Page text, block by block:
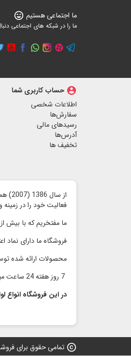
ما اجتماعی هستیم sentiment_very_satisfied
ما را در شبکه های اجتماعی
account_circle حساب کاربری شما
اطلاعات شخصی
سفارش‌ها
رسیدهای مالی
آدرس‌ها
تخفیف ها
از سال 1386 (2007) همزمان با عرضه اولین گوشی هوشمند آیفون توسط شرکت اپل ،
فعالیت خود را در
ما مفتخریم که با بیش از 19 سال سابقه کاری توانسته ایم محصولات با کیفیت را با قیمت مناسب و رقابتی بدون واسطه به مشتریان گرامی ارائه کنیم
فروشگاه ما دارای نماد
محصولات ارائه شده
در این فروشگاه
copyright تمامی حقوق برای